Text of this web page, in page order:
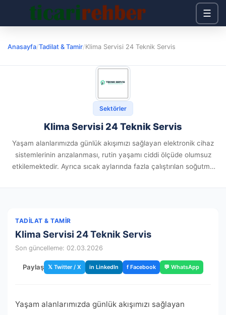
☰
Anasayfa/Tadilat & Tamir/Klima Servisi 24 Teknik Servis
Sektörler
Klima Servisi 24 Teknik Servis
Yaşam alanlarımızda günlük akışımızı sağlayan elektronik cihaz
sistemlerinin arızalanması, rutin yaşamı ciddi ölçüde olumsuz
etkilemektedir. Ayrıca sıcak aylarında fazla çalıştırılan soğutma
TADILAT & TAMIR
Klima Servisi 24 Teknik Servis
Son güncelleme: 02.03.2026
Paylaş 𝕏 Twitter / X in LinkedIn f Facebook 💬 WhatsApp
Yaşam alanlarımızda günlük akışımızı sağlayan